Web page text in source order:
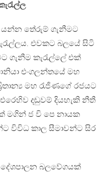
යන්න තේරුම් ගැනීමට
එවකට බලයේ සිටි
ගැනීම කැරැල්ලේ එක්
එංගලන්තයේ මහ
මහ රැජිණගේ රජයට
දඬුවම් දියහැකි නීතී
මගින් ජ වි පෙ නායක
විවිධ කාල සීමාවන්ට සිර
බලවේගයක්